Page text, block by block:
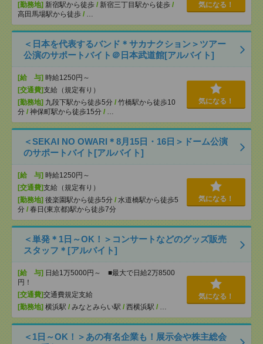
[勤務地] 新宿駅から徒歩 / 新宿三丁目駅から徒歩 /
高田馬場駅から徒歩 / …
気になる！
＜日本を代表するバンド＊サカナクション＞ツアー
公演のサポートバイト＠日本武道館[アルバイト]
[給 与] 時給1250円～
[交通費]支給（規定有り）
[勤務地] 九段下駅から徒歩5分 / 竹橋駅から徒歩10
分 / 神保町駅から徒歩15分 / …
気になる！
＜SEKAI NO OWARI＊8月15日・16日＞ドーム公演
のサポートバイト[アルバイト]
[給 与] 時給1250円～
[交通費]支給（規定有り）
[勤務地] 後楽園駅から徒歩5分 / 水道橋駅から徒歩5
分 / 春日(東京都)駅から徒歩7分
気になる！
＜単発＊1日～OK！＞コンサートなどのグッズ販売
スタッフ＊[アルバイト]
[給 与] 日給1万5000円～ ■最大で日給2万8500
円！
[交通費]交通費規定支給
[勤務地] 横浜駅 / みなとみらい駅 / 西横浜駅 / …
気になる！
＜1日～OK！＞あの有名企業も！展示会や株主総会